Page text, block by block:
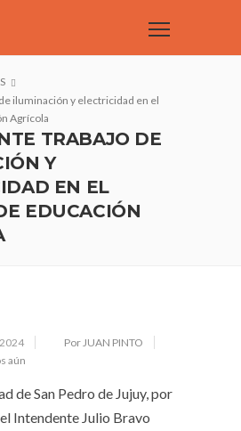
iluminación y electricidad en el
Agrícola
TRABAJO DE
Y
EN EL
EDUCACIÓN
Por JUAN PINTO
aún
de San Pedro de Jujuy, por
Intendente Julio Bravo